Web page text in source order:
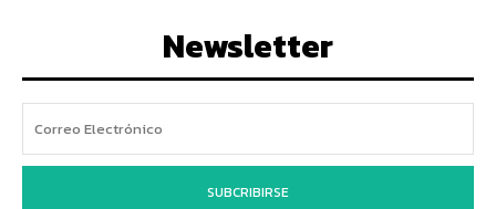
Newsletter
SUBCRIBIRSE